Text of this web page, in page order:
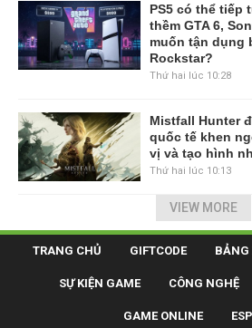
PS5 có thể tiếp
thềm GTA 6,
muốn tận dụng
Rockstar?
Thứ hai lúc 10:28
Mistfall Hunter
quốc tế khen
vị và tạo hình
Thứ hai lúc 10:13
VIEW MORE
TRANG CHỦ GIFTCODE BẢNG
SỰ KIỆN GAME CÔNG NGHỆ
GAME ONLINE